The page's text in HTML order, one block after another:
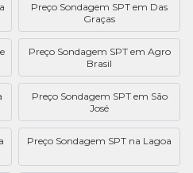
Preço Sondagem SPT em Das
Graças
Preço Sondagem SPT em Agro
Brasil
Preço Sondagem SPT em São
José
Preço Sondagem SPT na Lagoa